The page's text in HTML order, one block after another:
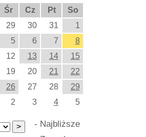
Śr Cz Pt
So
29 30 31
1
5 6 7
8
12 13 14
15
19 20 21
22
26 27 28
29
2 3 4 5
- Najbliższe